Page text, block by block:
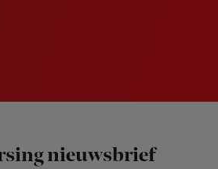
nieuwsbrief